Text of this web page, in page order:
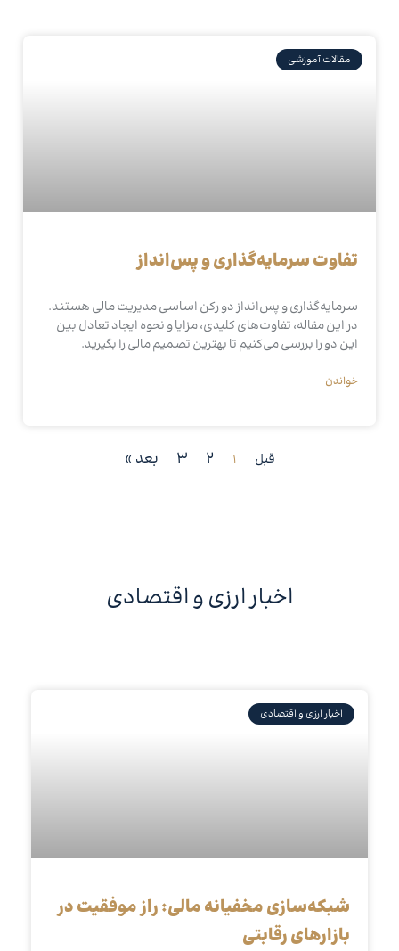
مقالات آموزشی
تفاوت سرمایه‌گذاری و پس‌انداز
سرمایه‌گذاری و پس‌انداز دو رکن اساسی مدیریت مالی هستند.
در این مقاله، تفاوت‌های کلیدی، مزایا و نحوه ایجاد تعادل بین
این دو را بررسی می‌کنیم تا بهترین تصمیم مالی را بگیرید.
خواندن
قبل 1
2
3 بعد »
اخبار ارزی و اقتصادی
اخبار ارزی و اقتصادی
شبکه‌سازی مخفیانه مالی: راز موفقیت در
بازارهای رقابتی